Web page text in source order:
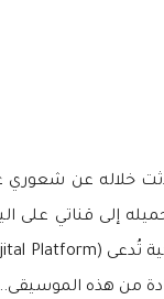
خلاله عن
قناتي على
من هذه